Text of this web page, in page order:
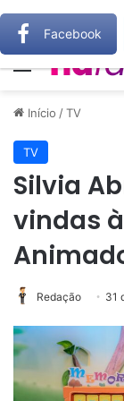
Início /TV
TV
Silvia
vindas
Redação 31
Facebook